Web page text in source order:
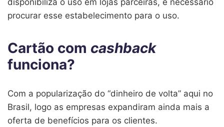
procurar esse estabelecimento para o uso.
Cartão com cashback
funciona?
Com a popularização do “dinheiro de volta” aqui no
Brasil, logo as empresas expandiram ainda mais a
oferta de benefícios para os clientes.